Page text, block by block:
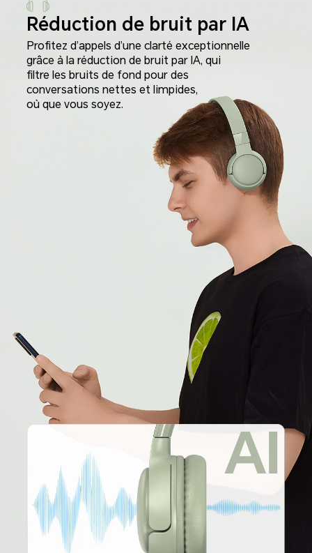
Réduction de bruit par IA
Profitez d’appels d’une clarté exceptionnelle
grâce à la réduction de bruit par IA, qui
filtre les bruits de fond pour des
conversations nettes et limpides,
où que vous soyez.